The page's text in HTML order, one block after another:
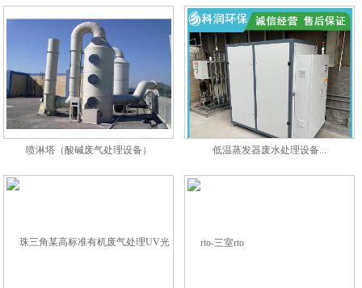
喷淋塔（酸碱废气处理设备） 低温蒸发器废水处理设备...